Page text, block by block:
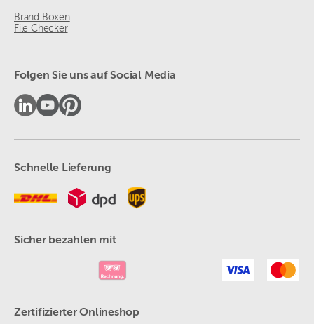
Brand Boxen
File Checker
Folgen Sie uns auf Social Media
Schnelle Lieferung
Sicher bezahlen mit
Zertifizierter Onlineshop